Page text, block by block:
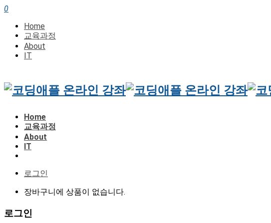
0
Home
교육과정
About
IT
Home
교육과정
About
IT
로그인
장바구니에 상품이 없습니다.
로그인